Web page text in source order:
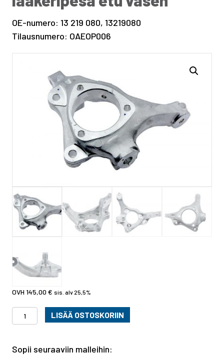
OE-numero: 13 219 080, 13219080
Tilausnumero: OAEOP006
145,00 € sis. alv 25,5%
Opel
Insignia
akseli,
LISÄÄ OSTOSKORIIN
Sopii seuraaviin malleihin: